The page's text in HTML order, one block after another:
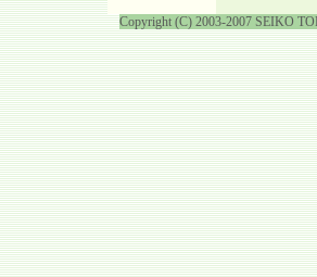
Copyright (C) 2003-2007 SEIKO